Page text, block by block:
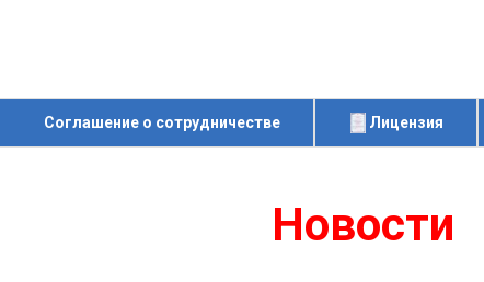
Соглашение о сотрудничестве Лицензия
Новости